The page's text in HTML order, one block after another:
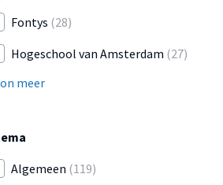
Fontys (28)
Hogeschool van Amsterdam (27)
meer
Algemeen (119)